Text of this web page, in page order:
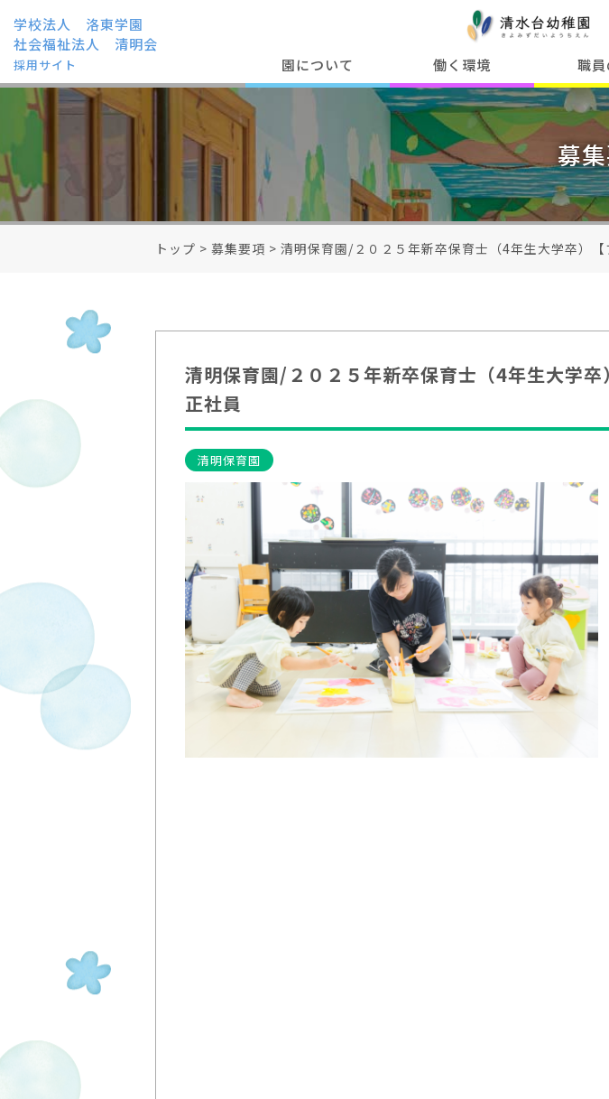
学校法人 洛東学園
社会福祉法人 清明会
採用サイト 園について 働く環境 職員
募
トップ > 募集要項 > 清明保育園/２０２５年新卒保育士（4年生大学卒）
清明保育園/２０２５年新卒保育士（4年生大学
正社員
清明保育園